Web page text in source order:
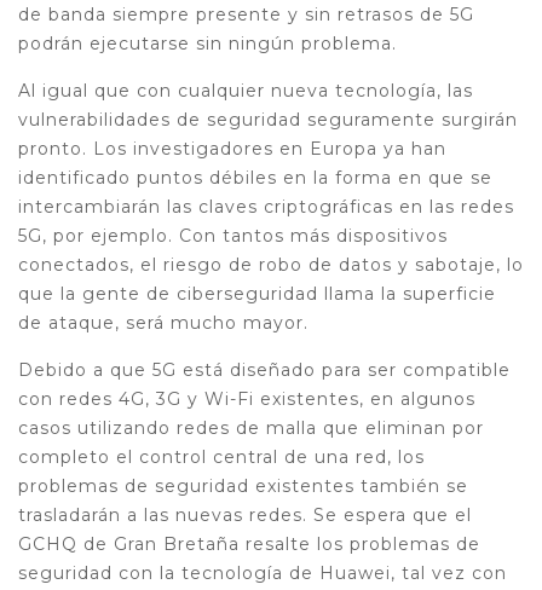
de banda siempre presente y sin retrasos de 5G
podrán ejecutarse sin ningún problema.
Al igual que con cualquier nueva tecnología, las
vulnerabilidades de seguridad seguramente surgirán
pronto. Los investigadores en Europa ya han
identificado puntos débiles en la forma en que se
intercambiarán las claves criptográficas en las redes
5G, por ejemplo. Con tantos más dispositivos
conectados, el riesgo de robo de datos y sabotaje, lo
que la gente de ciberseguridad llama la superficie
de ataque, será mucho mayor.
Debido a que 5G está diseñado para ser compatible
con redes 4G, 3G y Wi-Fi existentes, en algunos
casos utilizando redes de malla que eliminan por
completo el control central de una red, los
problemas de seguridad existentes también se
trasladarán a las nuevas redes. Se espera que el
GCHQ de Gran Bretaña resalte los problemas de
seguridad con la tecnología de Huawei, tal vez con